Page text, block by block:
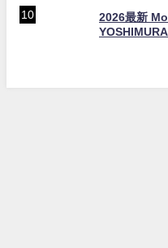
2026最新